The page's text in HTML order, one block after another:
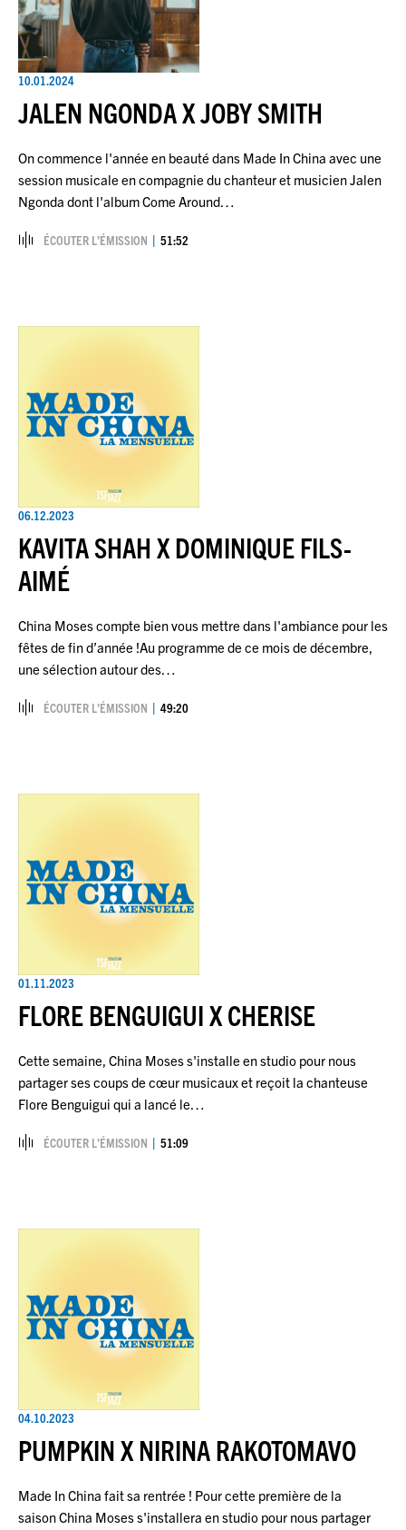
10.01.2024
JALEN NGONDA X JOBY SMITH
On commence l'année en beauté dans Made In China avec une
session musicale en compagnie du chanteur et musicien Jalen
Ngonda dont l'album Come Around…
ÉCOUTER L’ÉMISSION 51:52
06.12.2023
KAVITA SHAH X DOMINIQUE FILS-
AIMÉ
China Moses compte bien vous mettre dans l'ambiance pour les
fêtes de fin d’année !Au programme de ce mois de décembre,
une sélection autour des…
ÉCOUTER L’ÉMISSION 49:20
01.11.2023
FLORE BENGUIGUI X CHERISE
Cette semaine, China Moses s'installe en studio pour nous
partager ses coups de cœur musicaux et reçoit la chanteuse
Flore Benguigui qui a lancé le…
ÉCOUTER L’ÉMISSION 51:09
04.10.2023
PUMPKIN X NIRINA RAKOTOMAVO
Made In China fait sa rentrée ! Pour cette première de la
saison China Moses s'installera en studio pour nous partager